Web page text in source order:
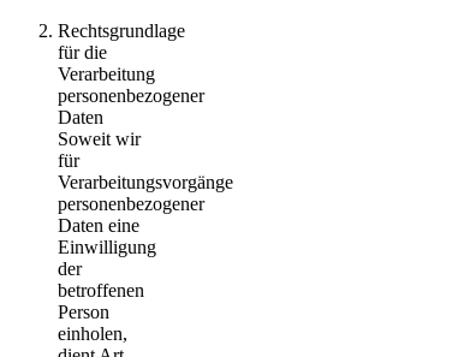
Rechtsgrundlage
für die
Verarbeitung
personenbezogener
Daten
Soweit wir
für
Verarbeitungsvorgänge
personenbezogener
Daten eine
Einwilligung
der
betroffenen
Person
einholen,